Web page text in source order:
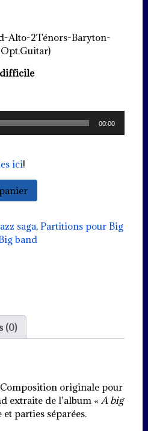
Alto-2Ténors-Baryton-
00:00
ici!
saga, Partitions pour Big
band
(0)
originale pour
extraite de l’album « A big
et parties séparées.